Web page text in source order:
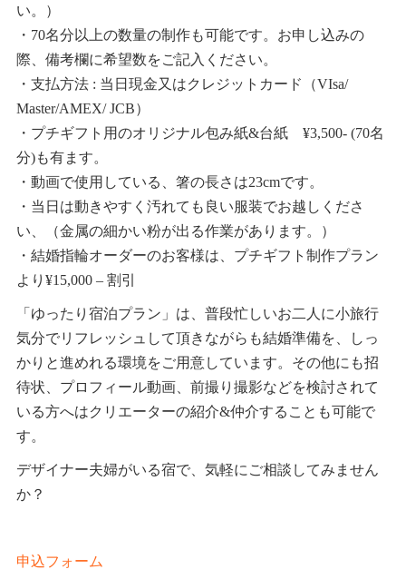
い。）
・70名分以上の数量の制作も可能です。お申し込みの
際、備考欄に希望数をご記入ください。
・支払方法 : 当日現金又はクレジットカード（VIsa/
Master/AMEX/ JCB）
・プチギフト用のオリジナル包み紙&台紙 ¥3,500- (70名
分)も有ます。
・動画で使用している
、箸の長さは23cmです。
・当日は動きやすく汚れても良い服装でお越しくださ
い、（金属の細かい粉が出る作業があります。）
・結婚指輪オーダーのお客様は、プチギフト制作プラン
より¥15,000 – 割引
「ゆったり宿泊プラン」は、普段忙しいお二人に小旅行
気分でリフレッシュして頂きながらも結婚準備を、しっ
かりと進めれる環境をご用意しています。その他にも招
待状、プロフィール動画、前撮り撮影などを検討されて
いる方へはクリエーターの紹介&仲介することも可能で
す。
デザイナー夫婦がいる宿で、気軽にご相談してみません
か？
申込フォーム